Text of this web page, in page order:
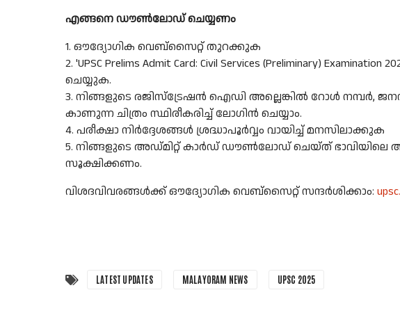
എങ്ങനെ ഡൗണ്‍ലോഡ് ചെയ്യണം
1. ഔദ്യോഗിക വെബ്‌സൈറ്റ് തുറക്കുക
2. 'UPSC Prelims Admit Card: Civil Services (Preliminary)
ചെയ്യുക.
3. നിങ്ങളുടെ രജിസ്‌ട്രേഷന്‍ ഐഡി അല്ലെങ്കില്‍ റോള്‍ നമ്പര്‍,
കാണുന്ന ചിത്രം സ്ഥിരീകരിച്ച് ലോഗിന്‍ ചെയ്യാം.
4. പരീക്ഷാ നിര്‍ദ്ദേശങ്ങള്‍ ശ്രദ്ധാപൂര്‍വ്വം വായിച്ച് മനസിലാക്കുക
5. നിങ്ങളുടെ അഡ്മിറ്റ് കാര്‍ഡ് ഡൗണ്‍ലോഡ് ചെയ്ത് ഭാവിയിലെ
സൂക്ഷിക്കണം.
വിശദവിവരങ്ങള്‍ക്ക് ഔദ്യോഗിക വെബ്‌സൈറ്റ് സന്ദര്‍ശിക്കാം:
LATEST UPDATES MALAYORAM NEWS UPSC 2025